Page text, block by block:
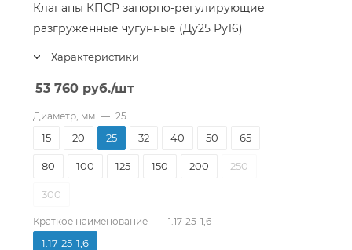
Клапаны КПСР запорно-регулирующие
разгруженные чугунные (Ду25 Ру16)
Характеристики
53 760 руб./шт
Диаметр, мм — 25
15 20 25 32 40 50 65
80 100 125 150 200 250
300
Краткое наименование — 1.17-25-1,6
1.17-25-1,6